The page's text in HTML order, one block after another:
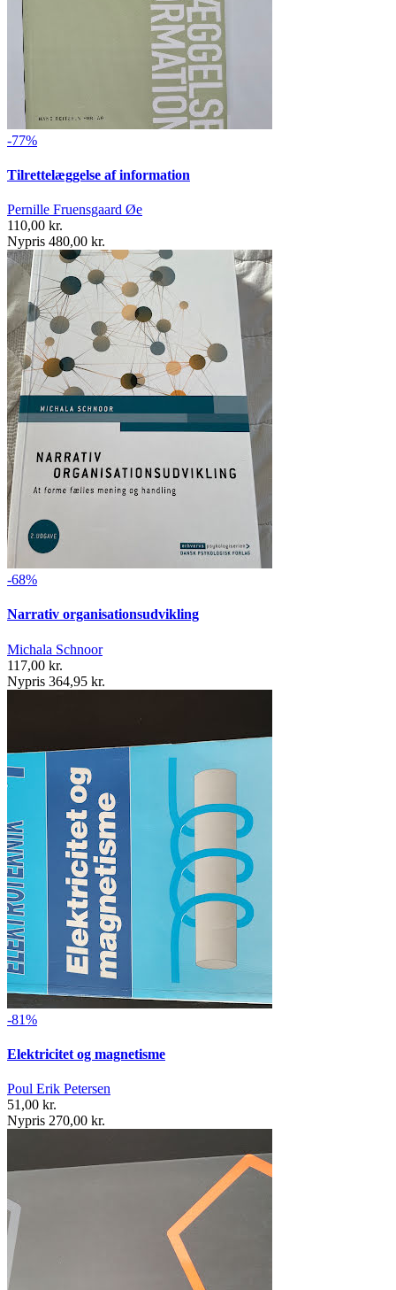
-77%
Tilrettelæggelse af information
Pernille Fruensgaard Øe
110,00 kr.
Nypris 480,00 kr.
-68%
Narrativ organisationsudvikling
Michala Schnoor
117,00 kr.
Nypris 364,95 kr.
-81%
Elektricitet og magnetisme
Poul Erik Petersen
51,00 kr.
Nypris 270,00 kr.